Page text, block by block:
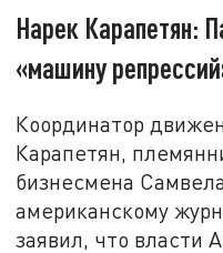
Нарек Карапетян:
«машину
Координатор
Карапетян,
бизнесмена
американскому
заявил, что власти